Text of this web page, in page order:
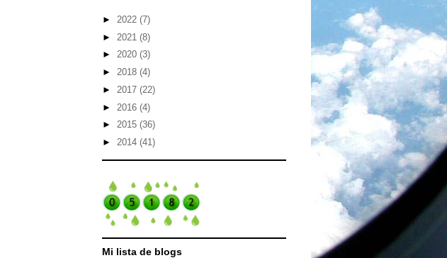
► 2022 (7)
► 2021 (8)
► 2020 (3)
► 2018 (4)
► 2017 (22)
► 2016 (4)
► 2015 (36)
► 2014 (41)
Mi lista de blogs